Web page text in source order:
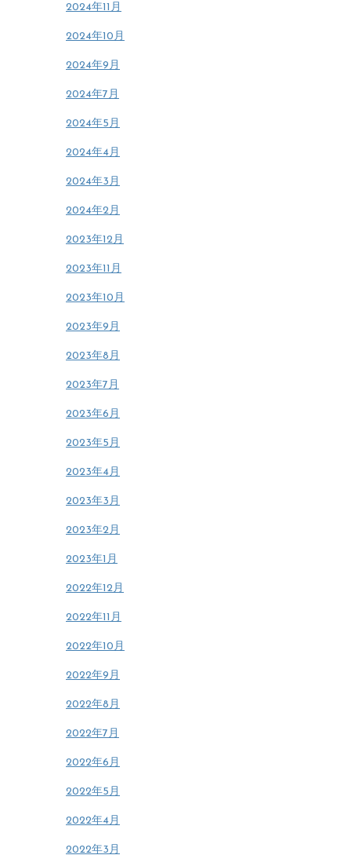
2024年11月
2024年10月
2024年9月
2024年7月
2024年5月
2024年4月
2024年3月
2024年2月
2023年12月
2023年11月
2023年10月
2023年9月
2023年8月
2023年7月
2023年6月
2023年5月
2023年4月
2023年3月
2023年2月
2023年1月
2022年12月
2022年11月
2022年10月
2022年9月
2022年8月
2022年7月
2022年6月
2022年5月
2022年4月
2022年3月